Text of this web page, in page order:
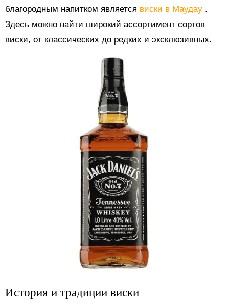
благородным напитком является виски в Маудау .
Здесь можно найти широкий ассортимент сортов
виски, от классических до редких и эксклюзивных.
История и традиции виски